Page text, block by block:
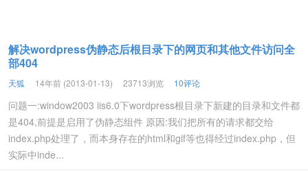
解决wordpress伪静态后根目录下的网页和其他文件访问全
部404
天狐 14年前 (2013-01-13) 23713浏览 10评论
问题一:window2003 iis6.0下wordpress根目录下新建的目录和文件都
是404,前提是启用了伪静态组件 原因:我们把所有的请求都交给
index.php处理了，而本身存在的html和gif等也得经过index.php，但
实际中inde...